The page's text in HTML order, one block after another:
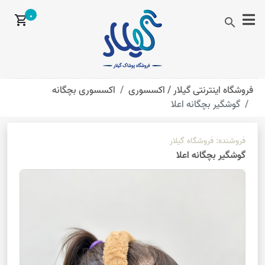
search
shopping_cart0
فروشگاه اینترنتی گیلار /اکسسوری
اکسسوری بچگانه
گوشگیر بچگانه اعلا
فروشنده: فروشگاه گیلار
گوشگیر بچگانه اعلا